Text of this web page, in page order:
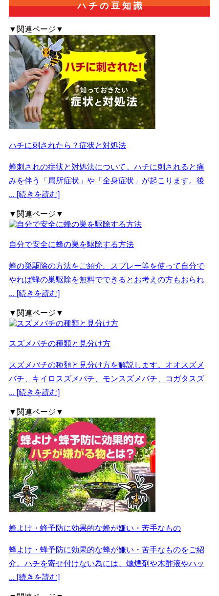
ハ チ の 豆 知 識
▼関連ページ▼
ハチに刺されたら？症状と対処法
蜂刺されの症状と対処法について。ハチに刺されると痛
みを伴う「局所症状」や「全身症状」が起こります。後
... [続きを読む]
▼関連ページ▼
自分で安全に蜂の巣を駆除する方法
蜂の巣駆除の方法をご紹介。スプレー等を使って自分で
やれば蜂の巣駆除を無料でできるとお考えの方もおられ
... [続きを読む]
▼関連ページ▼
スズメバチの種類と見分け方
スズメバチの種類と見分け方を解説します。オオスズメ
バチ、キイロスズメバチ、モンスズメバチ、コガタスズ
... [続きを読む]
▼関連ページ▼
蜂よけ・蜂予防に効果的な蜂が嫌い・苦手なもの
蜂よけ・蜂予防に効果的な蜂が嫌い・苦手なものをご紹
介。ハチを寄せ付けない為には、燻煙剤や木酢液やハッ
... [続きを読む]